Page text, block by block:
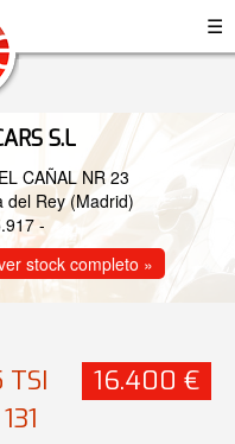
☰
S.L
CAÑAL NR 23
del Rey (Madrid)
-
stock completo »
TSI
16.400 €